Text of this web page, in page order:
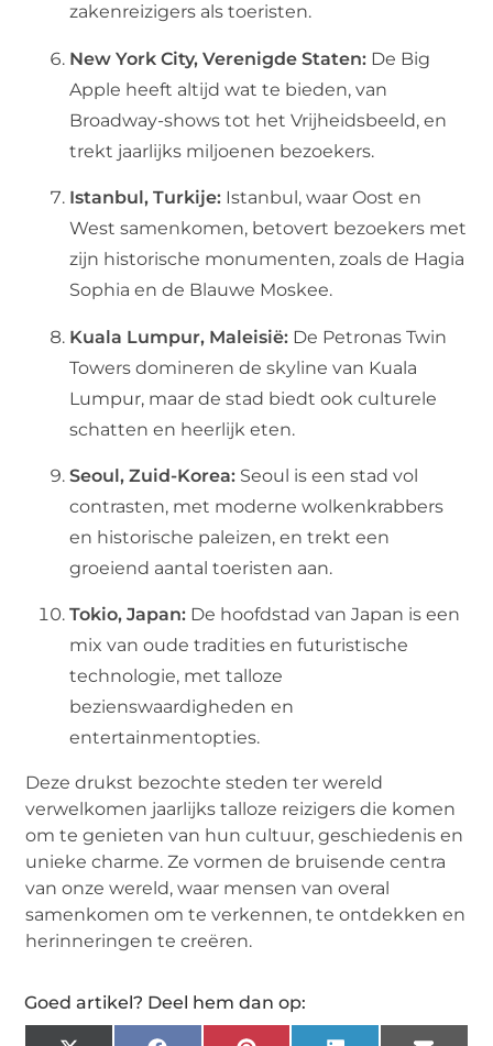
zakenreizigers als toeristen.
New York City, Verenigde Staten: De Big
Apple heeft altijd wat te bieden, van
Broadway-shows tot het Vrijheidsbeeld, en
trekt jaarlijks miljoenen bezoekers.
Istanbul, Turkije: Istanbul, waar Oost en
West samenkomen, betovert bezoekers met
zijn historische monumenten, zoals de Hagia
Sophia en de Blauwe Moskee.
Kuala Lumpur, Maleisië: De Petronas Twin
Towers domineren de skyline van Kuala
Lumpur, maar de stad biedt ook culturele
schatten en heerlijk eten.
Seoul, Zuid-Korea: Seoul is een stad vol
contrasten, met moderne wolkenkrabbers
en historische paleizen, en trekt een
groeiend aantal toeristen aan.
Tokio, Japan: De hoofdstad van Japan is een
mix van oude tradities en futuristische
technologie, met talloze
bezienswaardigheden en
entertainmentopties.
Deze drukst bezochte steden ter wereld
verwelkomen jaarlijks talloze reizigers die komen
om te genieten van hun cultuur, geschiedenis en
unieke charme. Ze vormen de bruisende centra
van onze wereld, waar mensen van overal
samenkomen om te verkennen, te ontdekken en
herinneringen te creëren.
Goed artikel? Deel hem dan op: